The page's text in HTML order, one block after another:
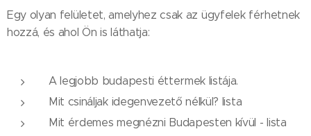
Egy olyan felületet, amelyhez csak az ügyfelek férhetnek
hozzá, és ahol Ön is láthatja:
A legjobb budapesti éttermek listája.
Mit csináljak idegenvezető nélkül? lista
Mit érdemes megnézni Budapesten kívül - lista